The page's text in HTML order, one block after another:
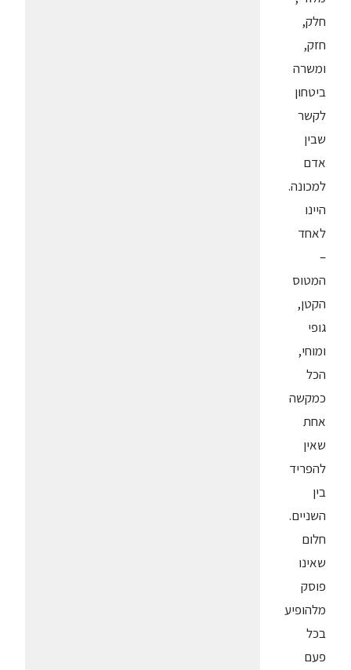
חלק,
חזק,
ומשרה
ביטחון
לקשר
שבין
אדם
למכונה.
היינו
לאחד
–
המטוס
הקטן,
גופי
ומוחי,
הכל
כמקשה
אחת
שאין
להפריד
בין
השניים.
חלום
שאינו
פוסק
מלהופיע
בכל
פעם